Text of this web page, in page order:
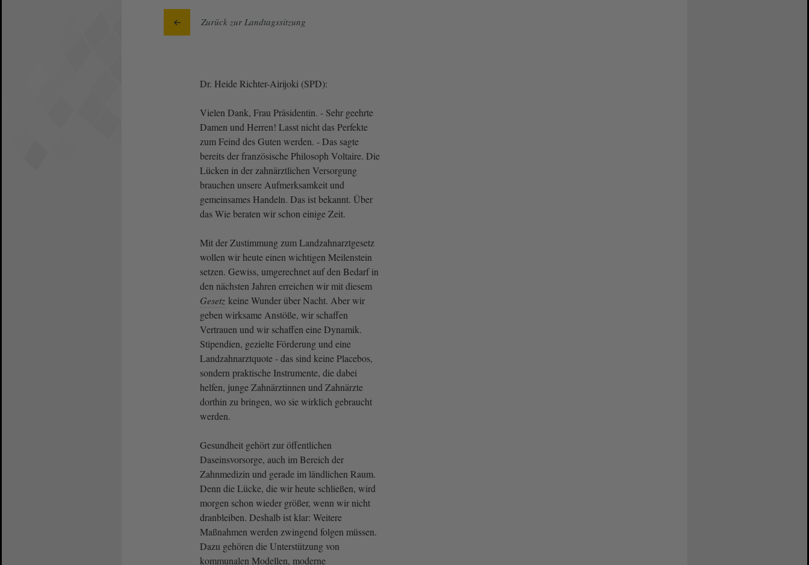
Zurück zur Landtagssitzung
Dr. Heide Richter-Airijoki (SPD):
Vielen Dank, Frau Präsidentin. - Sehr geehrte
Damen und Herren! Lasst nicht das Perfekte
zum Feind des Guten werden. - Das sagte
bereits der französische Philosoph Voltaire. Die
Lücken in der zahnärztlichen Versorgung
brauchen unsere Aufmerksamkeit und
gemeinsames Handeln. Das ist bekannt. Über
das Wie beraten wir schon einige Zeit.
Mit der Zustimmung zum Landzahnarztgesetz
wollen wir heute einen wichtigen Meilenstein
setzen. Gewiss, umgerechnet auf den Bedarf in
den nächsten Jahren erreichen wir mit diesem
Gesetz keine Wunder über Nacht. Aber wir
geben wirksame Anstöße, wir schaffen
Vertrauen und wir schaffen eine Dynamik.
Stipendien, gezielte Förderung und eine
Landzahnarztquote - das sind keine Placebos,
sondern praktische Instrumente, die dabei
helfen, junge Zahnärztinnen und Zahnärzte
dorthin zu bringen, wo sie wirklich gebraucht
werden.
Gesundheit gehört zur öffentlichen
Daseinsvorsorge, auch im Bereich der
Zahnmedizin und gerade im ländlichen Raum.
Denn die Lücke, die wir heute schließen, wird
morgen schon wieder größer, wenn wir nicht
dranbleiben. Deshalb ist klar: Weitere
Maßnahmen werden zwingend folgen müssen.
Dazu gehören die Unterstützung von
kommunalen Modellen, moderne